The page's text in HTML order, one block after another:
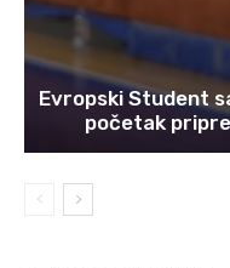
Evropski Student
početak